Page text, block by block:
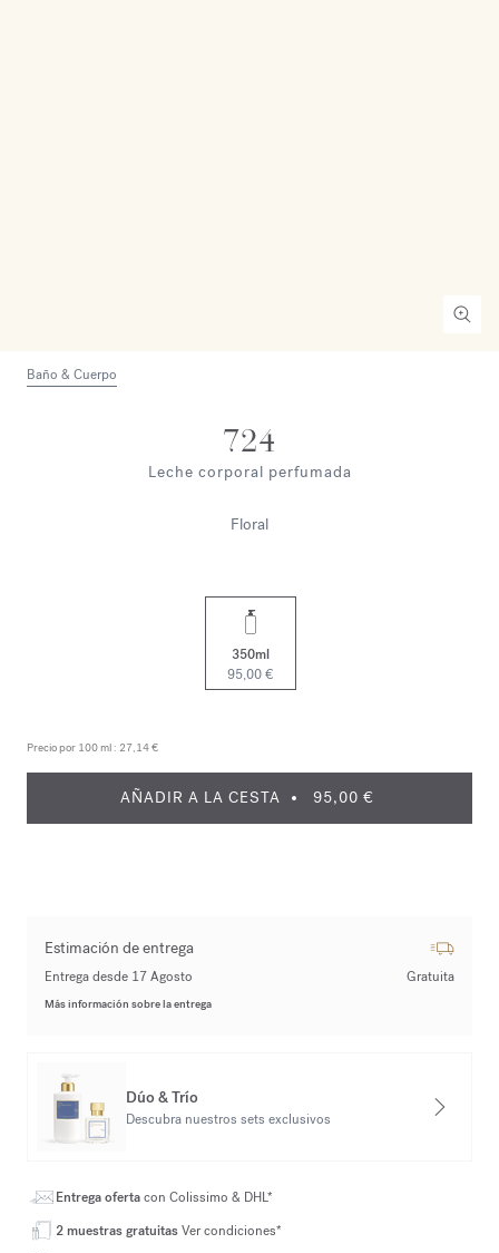
Baño & Cuerpo
724
Leche corporal perfumada
Floral
350ml
95,00 €
Precio por 100 ml : 27,14 €
AÑADIR A LA CESTA 95,00 €
Estimación de entrega
Entrega desde 17 Agosto Gratuita
Más información sobre la entrega
Dúo & Trío
Descubra nuestros sets exclusivos
Entrega ofertacon Colissimo & DHL*
2 muestras gratuitasVer condiciones*